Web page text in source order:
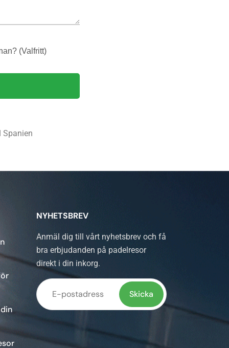
(Valfritt)
Spanien
NYHETSBREV
Anmäl dig till vårt nyhetsbrev och få
bra erbjudanden på padelresor
direkt i din inkorg.
fält